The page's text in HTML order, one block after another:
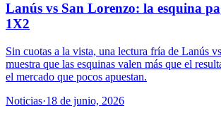
Lanús vs San Lorenzo: la esquina
1X2
Sin cuotas a la vista, una lectura fría de Lanús
muestra que las esquinas valen más que el
el mercado que pocos apuestan.
Noticias·18 de junio, 2026